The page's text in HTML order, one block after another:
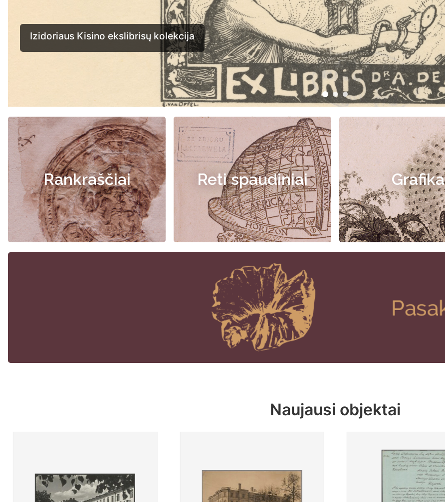
Rankraščiai Reti spaudiniai Grafika
Naujausi objektai